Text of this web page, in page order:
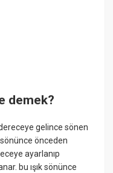
demek?
gelince sönen
sönünce önceden
ayarlanıp
bu ışık sönünce